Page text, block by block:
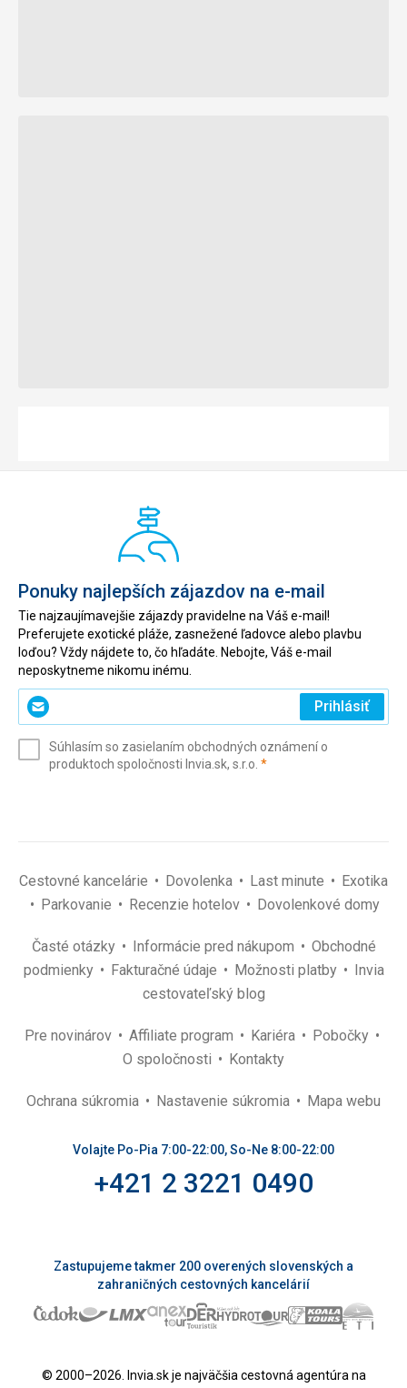
Ponuky najlepších zájazdov na e-mail
Tie najzaujímavejšie zájazdy pravidelne na Váš e-mail!
Preferujete exotické pláže, zasnežené ľadovce alebo plavbu
loďou? Vždy nájdete to, čo hľadáte. Nebojte, Váš e-mail
neposkytneme nikomu inému.
Zadajte
svoj
(povinné)
Prihlásiť
Súhlasím so zasielaním obchodných oznámení o
produktoch spoločnosti Invia.sk, s.r.o. *(povinné)
Cestovné kancelárie Dovolenka Last minute
Exotika
Parkovanie
Recenzie hotelov Dovolenkové domy
Časté otázky Informácie pred nákupom
Obchodné
podmienky
Fakturačné údaje Možnosti platby
Invia
cestovateľský blog
Pre novinárov Affiliate program Kariéra
Pobočky
O spoločnosti
Kontakty
Ochrana súkromia Nastavenie súkromia Mapa webu
Volajte Po-Pia 7:00-22:00, So-Ne 8:00-22:00
+421 2 3221 0490
Zastupujeme takmer 200 overených slovenských a
zahraničných cestovných kancelárií
© 2000–2026. Invia.sk je najväčšia cestovná agentúra na